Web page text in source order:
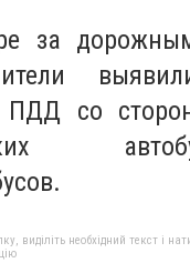
за
ПДД со
виділіть необхідний текст і